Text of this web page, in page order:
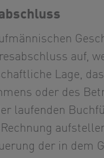
auf,
Lage,
oder des
laufenden
der in dem